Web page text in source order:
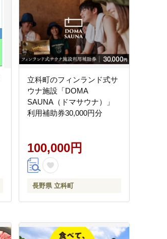
立科町のフィンランド式サ
ウナ施設「DOMA
SAUNA（ドマサウナ）」
利用補助券30,000円分
100,000円
長野県 立科町